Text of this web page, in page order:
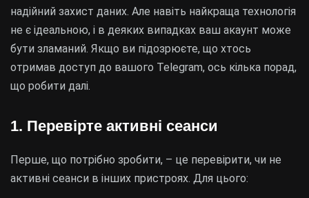
надійний захист даних. Але навіть найкраща технологія
не є ідеальною, і в деяких випадках ваш акаунт може
бути зламаний. Якщо ви підозрюєте, що хтось
отримав доступ до вашого Telegram, ось кілька порад,
що робити далі.
1. Перевірте активні сеанси
Перше, що потрібно зробити, – це перевірити, чи не
активні сеанси в інших пристроях. Для цього: